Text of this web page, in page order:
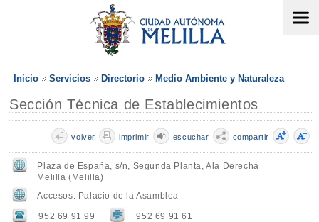
Inicio Servicios Directorio Medio Ambiente y Naturaleza
Sección Técnica de Establecimientos
compartir
escuchar
imprimir
volver
Plaza de España, s/n, Segunda Planta, Ala Derecha
Melilla (Melilla)
Accesos: Palacio de la Asamblea
952 69 91 99 952 69 91 61